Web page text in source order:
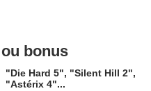
bonus
"Die Hard 5", "Silent Hill 2",
"Astérix 4"...